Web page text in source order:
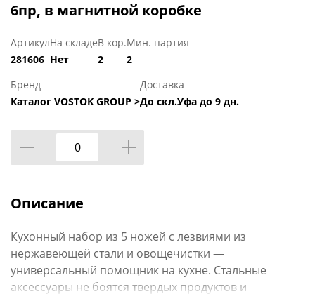
6пр, в магнитной коробке
Артикул
281606
На складе
Нет
В кор.
2
Мин. партия
2
Бренд
Каталог VOSTOK GROUP >
Доставка
До скл.Уфа до 9 дн.
Описание
Кухонный набор из 5 ножей с лезвиями из
нержавеющей стали и овощечистки —
универсальный помощник на кухне. Стальные
аксессуары не боятся твердых продуктов и